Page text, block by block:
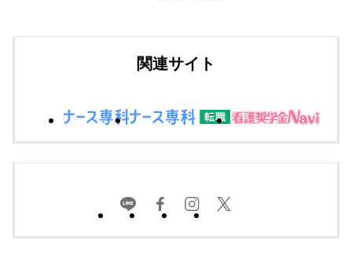
関連サイト